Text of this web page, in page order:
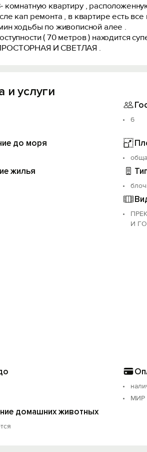
комнатную квартиру ,
кап ремонта , в квартире есть
ходьбы по живописной алее .
( 70 метров ) находится
И СВЕТЛАЯ .
и услуги
6
до моря
жилья
И
МИР
домашних животных